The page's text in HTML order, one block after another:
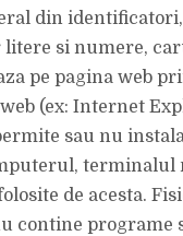
din
si numere,
pe pagina web
(ex: Internet
sau nu
terminalul
de acesta.
contine